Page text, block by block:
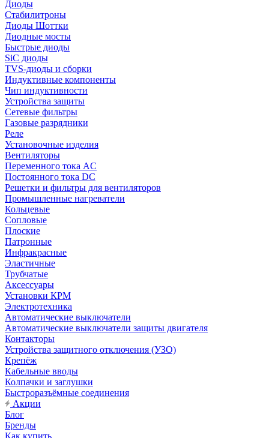
Диоды
Стабилитроны
Диоды Шоттки
Диодные мосты
Быстрые диоды
SiC диоды
TVS-диоды и сборки
Индуктивные компоненты
Чип индуктивности
Устройства защиты
Сетевые фильтры
Газовые разрядники
Реле
Установочные изделия
Вентиляторы
Переменного тока AC
Постоянного тока DC
Решетки и фильтры для вентиляторов
Промышленные нагреватели
Кольцевые
Сопловые
Плоские
Патронные
Инфракрасные
Эластичные
Трубчатые
Аксессуары
Установки КРМ
Электротехника
Автоматические выключатели
Автоматические выключатели защиты двигателя
Контакторы
Устройства защитного отключения (УЗО)
Крепёж
Кабельные вводы
Колпачки и заглушки
Быстроразъёмные соединения
Акции
Блог
Бренды
Как купить